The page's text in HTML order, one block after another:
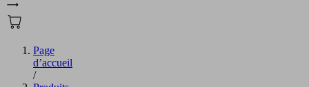
Page
d’accueil
/